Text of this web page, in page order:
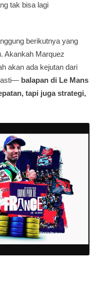
tak bisa lagi
berikutnya yang
Akankah Marquez
akan ada kejutan dari
balapan di Le Mans
tapi juga strategi,